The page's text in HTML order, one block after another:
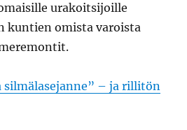
urakoitsijoille
kuntien omista varoista
silmälasejanne” – ja rillitön